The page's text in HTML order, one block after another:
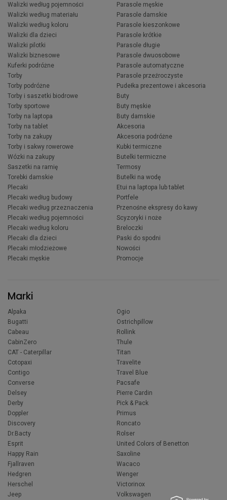
Walizki według pojemności
Walizki według materiału
Walizki według koloru
Walizki dla dzieci
Walizki pilotki
Walizki biznesowe
Kuferki podróżne
Torby
Torby podróżne
Torby i saszetki biodrowe
Torby sportowe
Torby na laptopa
Torby na tablet
Torby na zakupy
Torby i sakwy rowerowe
Wózki na zakupy
Saszetki na ramię
Torebki damskie
Plecaki
Plecaki według budowy
Plecaki według przeznaczenia
Plecaki według pojemności
Plecaki według koloru
Plecaki dla dzieci
Plecaki młodzieżowe
Plecaki męskie
Parasole męskie
Parasole damskie
Parasole kieszonkowe
Parasole krótkie
Parasole długie
Parasole dwuosobowe
Parasole automatyczne
Parasole przeźroczyste
Pudełka prezentowe i akcesoria
Buty
Buty męskie
Buty damskie
Akcesoria
Akcesoria podróżne
Kubki termiczne
Butelki termiczne
Termosy
Butelki na wodę
Etui na laptopa lub tablet
Portfele
Przenośne ekspresy do kawy
Scyzoryki i noże
Breloczki
Paski do spodni
Nowości
Promocje
Marki
Alpaka
Bugatti
Cabeau
CabinZero
CAT - Caterpillar
Cotopaxi
Contigo
Converse
Delsey
Derby
Doppler
Discovery
Dr.Bacty
Esprit
Happy Rain
Fjallraven
Hedgren
Herschel
Jeep
Ogio
Ostrichpillow
Rollink
Thule
Titan
Travelite
Travel Blue
Pacsafe
Pierre Cardin
Pick & Pack
Primus
Roncato
Rolser
United Colors of Benetton
Saxoline
Wacaco
Wenger
Victorinox
Volkswagen